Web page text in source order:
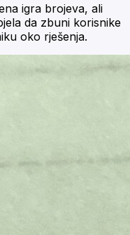
igra brojeva, ali
da zbuni korisnike
oko rješenja.